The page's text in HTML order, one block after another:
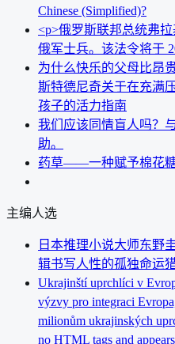
Chinese (Simplified)?
<p>俄罗斯联邦总统弗拉
俄军士兵。该法令将于
为什么快乐的父母比昂
斯特德尼奇关于在充满
孩子的活力指南
我们应该同情盲人吗？
助。
药草——一种赋予棉花
主编人选
日本推理小说大师东野
辑书写人性的孤独命运
Ukrajinští uprchlíci v
výzvy pro integraci
milionům ukrajinských
no HTML tags and